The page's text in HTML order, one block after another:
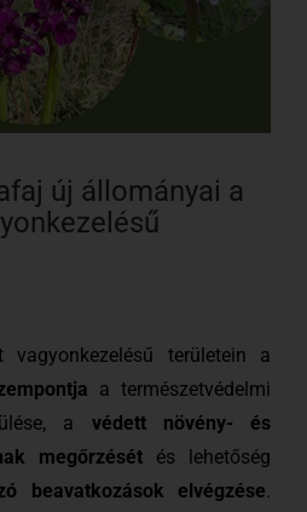
új állományai a
területein a
a természetvédelmi
a védett növény- és
megőrzését és lehetőség
beavatkozások elvégzése.